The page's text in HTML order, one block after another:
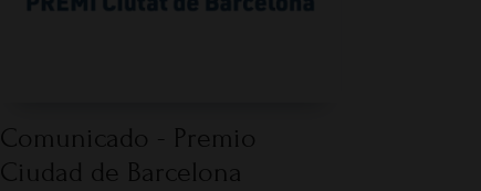
Comunicado - Premio
Ciudad de Barcelona